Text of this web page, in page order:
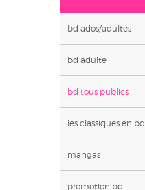
bd ados/adultes
bd adulte
bd tous publics
les classiques en bd
mangas
promotion bd